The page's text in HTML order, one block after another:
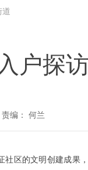
道
户探
责编： 何兰
社区的文明创建成果